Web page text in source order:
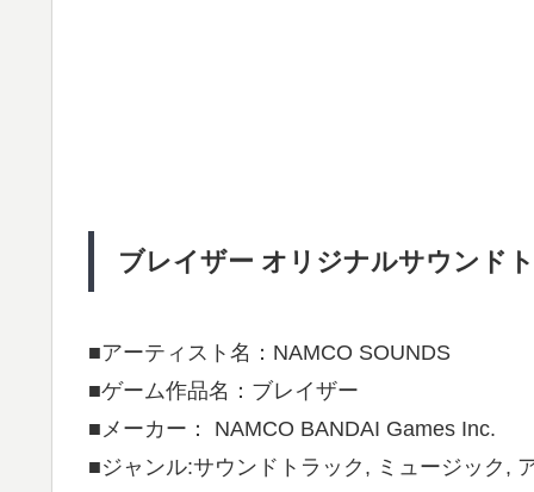
ブレイザー オリジナルサウンド
■アーティスト名：NAMCO SOUNDS
■ゲーム作品名：ブレイザー
■メーカー： NAMCO BANDAI Games Inc.
■ジャンル:サウンドトラック, ミュージック,